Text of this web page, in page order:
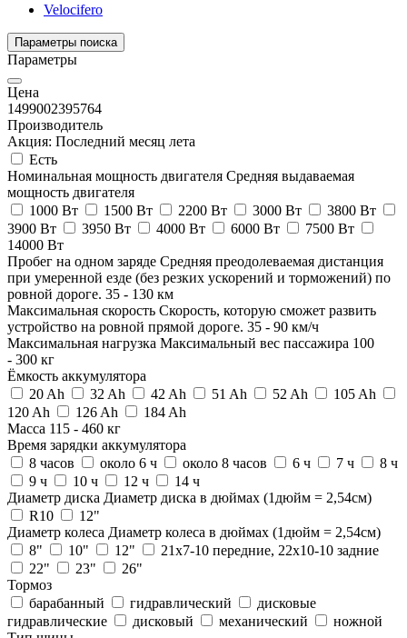
Velocifero
Параметры поиска
Параметры
Цена
1499002395764
Производитель
Акция: Последний месяц лета
Есть
Номинальная мощность двигателя Средняя выдаваемая
мощность двигателя
1000 Вт
1500 Вт 2200 Вт 3000 Вт
3800 Вт
3900 Вт
3950 Вт 4000 Вт 6000 Вт
7500 Вт
14000 Вт
Пробег на одном заряде Средняя преодолеваемая дистанция
при умеренной езде (без резких ускорений и торможений) по
ровной дороге. 35 - 130 км
Максимальная скорость Скорость, которую сможет развить
устройство на ровной прямой дороге. 35 - 90 км/ч
Максимальная нагрузка Максимальный вес пассажира 100
- 300 кг
Ёмкость аккумулятора
20 Ah
32 Ah 42 Ah 51 Ah 52 Ah
105 Ah
120 Ah
126 Ah
184 Ah
Масса 115 - 460 кг
Время зарядки аккумулятора
8 часов
около 6 ч около 8 часов 6 ч 7 ч
8 ч
9 ч
10 ч 12 ч
14 ч
Диаметр диска Диаметр диска в дюймах (1дюйм = 2,54см)
R10
12"
Диаметр колеса Диаметр колеса в дюймах (1дюйм = 2,54см)
8"
10" 12"
21x7-10 передние, 22x10-10 задние
22"
23"
26"
Тормоз
барабанный
гидравлический
дисковые
гидравлические
дисковый механический
ножной